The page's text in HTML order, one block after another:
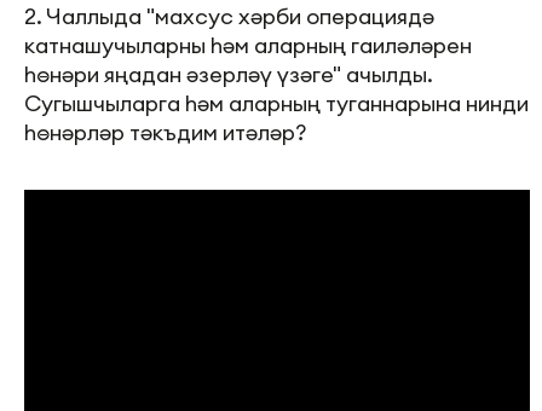
2. Чаллыда "махсус хәрби операциядә
катнашучыларны һәм аларның гаиләләрен
һөнәри яңадан әзерләү үзәге" ачылды.
Сугышчыларга һәм аларның туганнарына нинди
һөнәрләр тәкъдим итәләр?